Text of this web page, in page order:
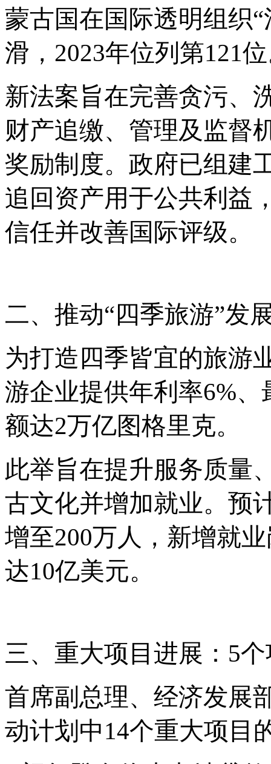
蒙古国在国际透明组织
滑，2023年位列第121
新法案旨在完善贪污、
财产追缴、管理及监督
奖励制度。政府已组建
追回资产用于公共利益
信任并改善国际评级。
二、推动“四季旅游”发
为打造四季皆宜的旅游
游企业提供年利率6%、
额达2万亿图格里克。
此举旨在提升服务质量
古文化并增加就业。预
增至200万人，新增就
达10亿美元。
三、重大项目进展： 5
首席副总理、经济发展
动计划中14个重大项